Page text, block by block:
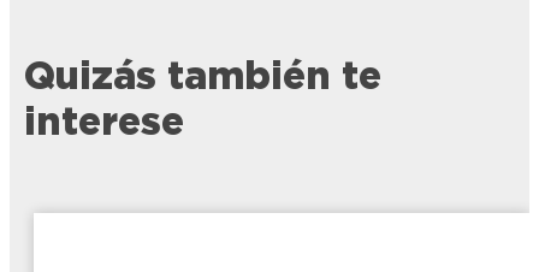
Quizás también te
interese